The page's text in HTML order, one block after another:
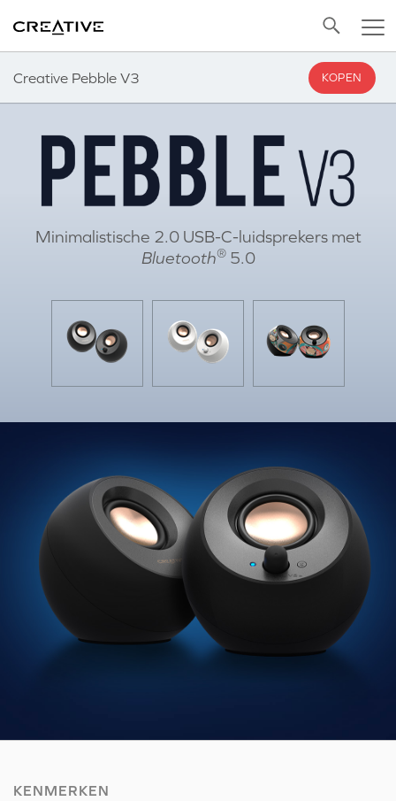
Creative Pebble V3 KOPEN
Back to Top
Minimalistische 2.0 USB-C-luidsprekers met
Bluetooth®5.0
KENMERKEN